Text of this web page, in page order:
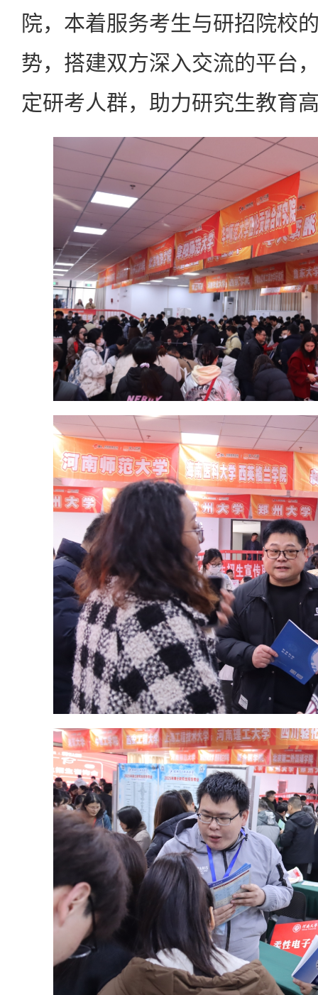
院，本着服务考生与研招院校
势，搭建双方深入交流的平台
定研考人群，助力研究生教育